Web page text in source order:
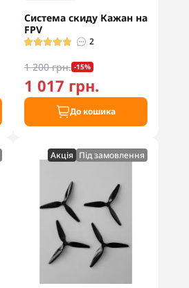
Система скиду Кажан на
FPV
2
1 200 грн. -15%
1 017 грн.
До кошика
Акцiя Під замовлення